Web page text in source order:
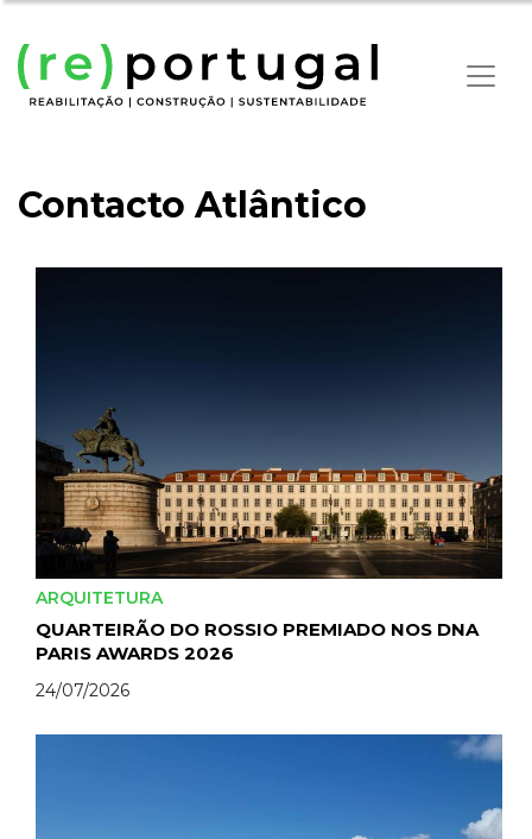
Contacto Atlântico
ARQUITETURA
QUARTEIRÃO DO ROSSIO PREMIADO NOS DNA
PARIS AWARDS 2026
24/07/2026